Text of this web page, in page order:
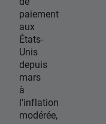
paiement
aux
États-
Unis
depuis
mars
à
l'inflation
modérée,